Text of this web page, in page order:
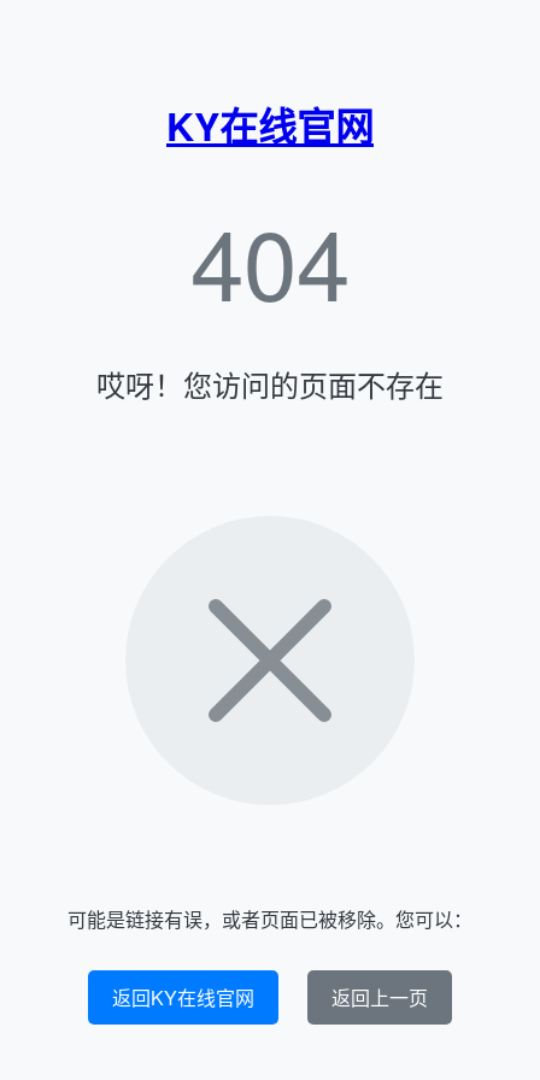
KY在线官网
404
哎呀！您访问的页面不存在
可能是链接有误，或者页面已被移除。您可以：
返回KY在线官网 返回上一页